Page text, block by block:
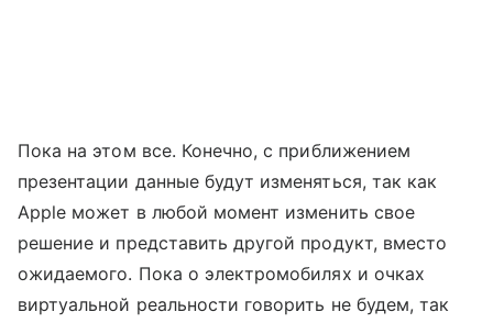
Пока на этом все. Конечно, с приближением
презентации данные будут изменяться, так как
Apple может в любой момент изменить свое
решение и представить другой продукт, вместо
ожидаемого. Пока о электромобилях и очках
виртуальной реальности говорить не будем, так